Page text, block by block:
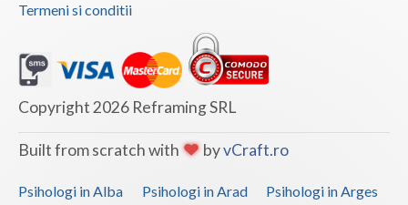
Termeni si conditii
Copyright 2026 Reframing SRL
Built from scratch with byvCraft.ro
Psihologi in Alba Psihologi in Arad
Psihologi in Arges